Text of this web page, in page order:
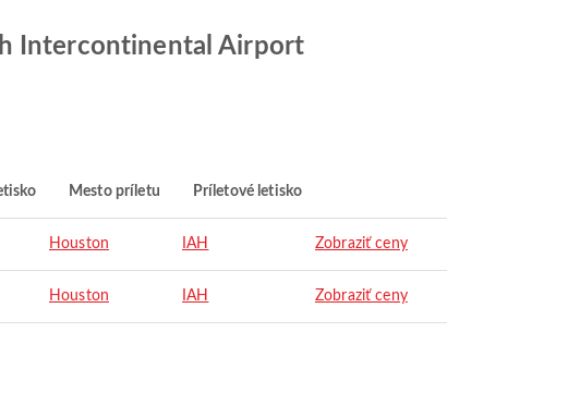
Intercontinental Airport
Mesto príletu Príletové letisko
Houston IAH Zobraziť ceny
Houston IAH Zobraziť ceny